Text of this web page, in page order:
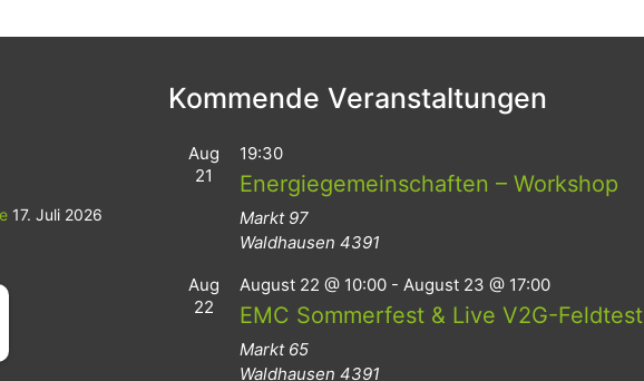
17. Juli 2026
Kommende Veranstaltungen
Aug
21
19:30
Energiegemeinschaften – Workshop
Markt 97
Waldhausen 4391
Aug
22
August 22 @ 10:00 - August 23 @ 17:00
EMC Sommerfest & Live V2G-Feldtest
Markt 65
Waldhausen 4391